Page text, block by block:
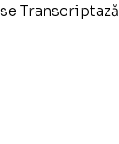
Transcriptază